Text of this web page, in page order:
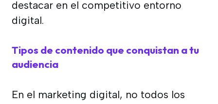
destacar en el competitivo entorno
digital.
Tipos de contenido que conquistan a tu
audiencia
En el marketing digital, no todos los